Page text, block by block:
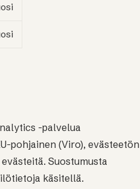
-palvelua
pohjainen (Viro), evästeetön
Suostumusta
käsitellä.